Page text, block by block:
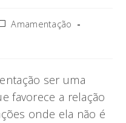
Amamentação
ser uma
favorece a relação
onde ela não é